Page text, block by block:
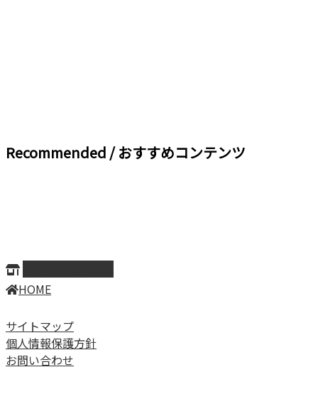
Recommended / おすすめコンテンツ
HOME
サイトマップ
個人情報保護方針
お問い合わせ